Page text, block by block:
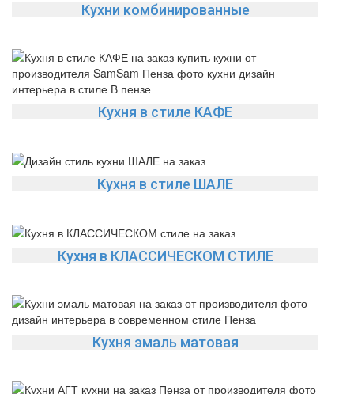
Кухни комбинированные
Кухня в стиле КАФЕ
Кухня в стиле ШАЛЕ
Кухня в КЛАССИЧЕСКОМ СТИЛЕ
Кухня эмаль матовая